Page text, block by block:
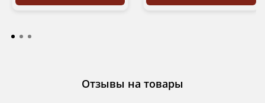
Отзывы на товары